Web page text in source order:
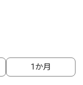
1か月